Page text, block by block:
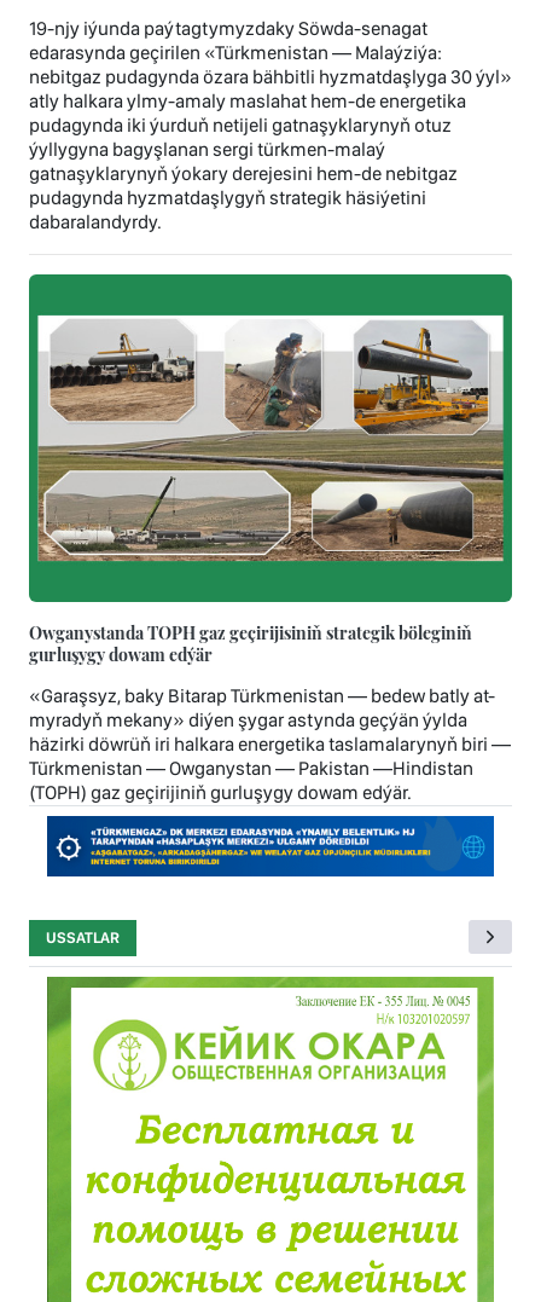
19-njy iýunda paýtagtymyzdaky Söwda-senagat
edarasynda geçirilen «Türkmenistan — Malaýziýa:
nebitgaz pudagynda özara bähbitli hyzmatdaşlyga 30 ýyl»
atly halkara ylmy-amaly maslahat hem-de energetika
pudagynda iki ýurduň netijeli gatnaşyklarynyň otuz
ýyllygyna bagyşlanan sergi türkmen-malaý
gatnaşyklarynyň ýokary derejesini hem-de nebitgaz
pudagynda hyzmatdaşlygyň strategik häsiýetini
dabaralandyrdy.
Owganystanda TOPH gaz geçirijisiniň strategik böleginiň
gurluşygy dowam edýär
«Garaşsyz, baky Bitarap Türkmenistan — bedew batly at-
myradyň mekany» diýen şygar astynda geçýän ýylda
häzirki döwrüň iri halkara energetika taslamalarynyň biri —
Türkmenistan — Owganystan — Pakistan —Hindistan
(TOPH) gaz geçirijiniň gurluşygy dowam edýär.
USSATLAR